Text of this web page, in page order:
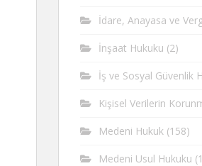
İdare, Anayasa ve
İnşaat Hukuku (2)
İş ve Sosyal Güvenlik
Kişisel Verilerin
Medeni Hukuk (158)
Medeni Usul Hukuku